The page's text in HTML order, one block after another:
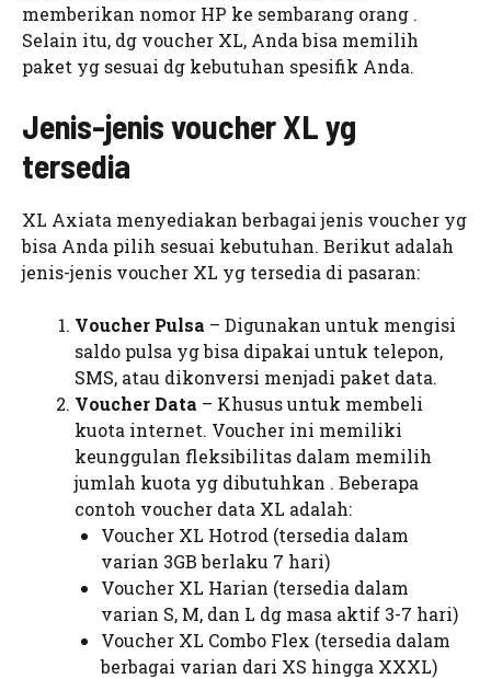
memberikan nomor HP ke sembarang orang .
Selain itu, dg voucher XL, Anda bisa memilih
paket yg sesuai dg kebutuhan spesifik Anda.
Jenis-jenis voucher XL yg
tersedia
XL Axiata menyediakan berbagai jenis voucher yg
bisa Anda pilih sesuai kebutuhan. Berikut adalah
jenis-jenis voucher XL yg tersedia di pasaran:
Voucher Pulsa – Digunakan untuk mengisi
saldo pulsa yg bisa dipakai untuk telepon,
SMS, atau dikonversi menjadi paket data.
Voucher Data – Khusus untuk membeli
kuota internet. Voucher ini memiliki
keunggulan fleksibilitas dalam memilih
jumlah kuota yg dibutuhkan . Beberapa
contoh voucher data XL adalah:
Voucher XL Hotrod (tersedia dalam
varian 3GB berlaku 7 hari)
Voucher XL Harian (tersedia dalam
varian S, M, dan L dg masa aktif 3-7 hari)
Voucher XL Combo Flex (tersedia dalam
berbagai varian dari XS hingga XXXL)